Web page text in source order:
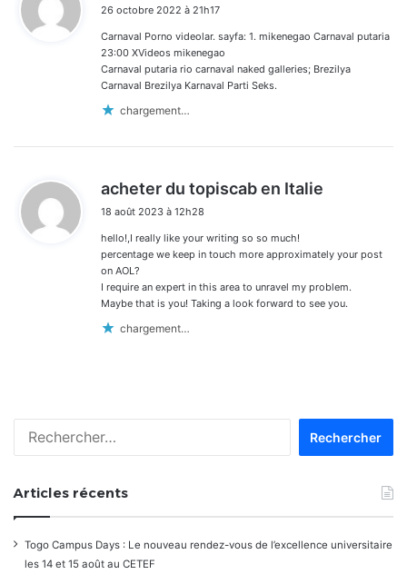
26 octobre 2022 à 21h17
Carnaval Porno videolar. sayfa: 1. mikenegao Carnaval putaria
23:00 XVideos mikenegao
Carnaval putaria rio carnaval naked galleries; Brezilya
Carnaval Brezilya Karnaval Parti Seks.
chargement…
acheter du topiscab en Italie
:
18 août 2023 à 12h28
hello!,I really like your writing so so much!
percentage we keep in touch more approximately your post
on AOL?
I require an expert in this area to unravel my problem.
Maybe that is you! Taking a look forward to see you.
chargement…
Articles récents
Togo Campus Days : Le nouveau rendez-vous de l’excellence universitaire
les 14 et 15 août au CETEF